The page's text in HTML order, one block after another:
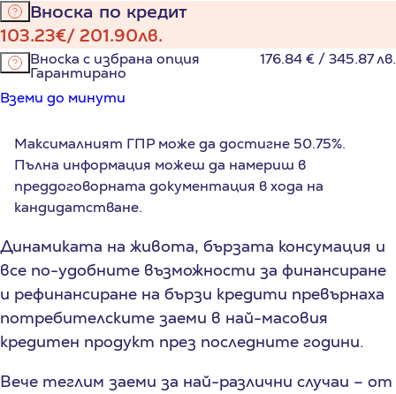
Вноска по кредит
103.23€ 201.90лв.
Вноска с избрана опция
Гарантирано
176.84€ 345.87лв.
Вземи до минути
Максималният ГПР може да достигне50.75%.
Пълна информация можеш да намериш в
преддоговорната документация в хода на
кандидатстване.
Динамиката на живота, бързата консумация и
все по-удобните възможности за финансиране
и рефинансиране на бързи кредити превърнаха
потребителските заеми в най-масовия
кредитен продукт през последните години.
Вече теглим заеми за най-различни случаи – от